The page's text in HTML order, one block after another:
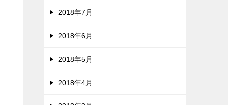
2018年7月
2018年6月
2018年5月
2018年4月